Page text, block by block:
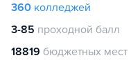
360 колледжей
3-85 проходной балл
18819 бюджетных мест